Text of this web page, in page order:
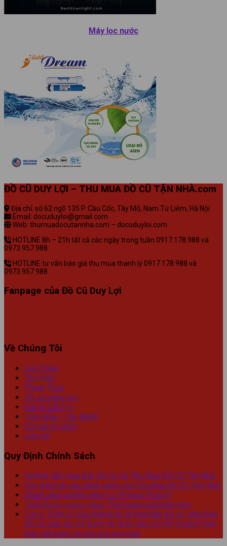
Máy lọc nước
ĐỒ CŨ DUY LỢI – THU MUA ĐỒ CŨ TẬN NHÀ.com
Địa chỉ: số 62 ngõ 135 P. Cầu Cốc, Tây Mỗ, Nam Từ Liêm, Hà Nội
Email: docuduyloi@gmail.com
Web: thumuadocutannha.com – docuduyloi.com
HOTLINE 8h – 21h tất cả các ngày trong tuần 0917.178.988 và
0973.957.988
HOTLINE tư vấn báo giá thu mua thanh lý 0917.178.988 và
0973.957.988
Fanpage của Đồ Cũ Duy Lợi
Về Chúng Tôi
Giới Thiệu
Thư Ngỏ
Thanh Toán
Hồ sơ năng lực
Giá Trị Cốt Lõi
Tầm Nhìn – Sứ Mệnh
Cơ cấu tổ chức
Liên hệ
Quy Định Chính Sách
Hướng dẫn mua bán đồ cũ tại Thu Mua Đồ Cũ Tận Nhà
Quy định và các chính sách của Thu Mua Đồ Cũ Tận Nhà
Chính sách quyền riêng tư (Privacy Policy)
Thỏa thuận người dùng Thumuadocutannha.com
Lưu ý: Dịch vụ của chúng tôi là mua bán đồ cũ. Mua bán
đồ cũ giúp tái sử dụng rác thải, bảo vệ môi trường sinh
thái, tiết kiệm chi phí cho mọi nhà.